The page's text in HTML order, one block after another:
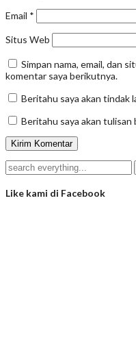
Email *
Situs Web
Simpan nama, email, dan
komentar saya berikutnya.
Beritahu saya akan tindak
Beritahu saya akan tulisan
Like kami di Facebook